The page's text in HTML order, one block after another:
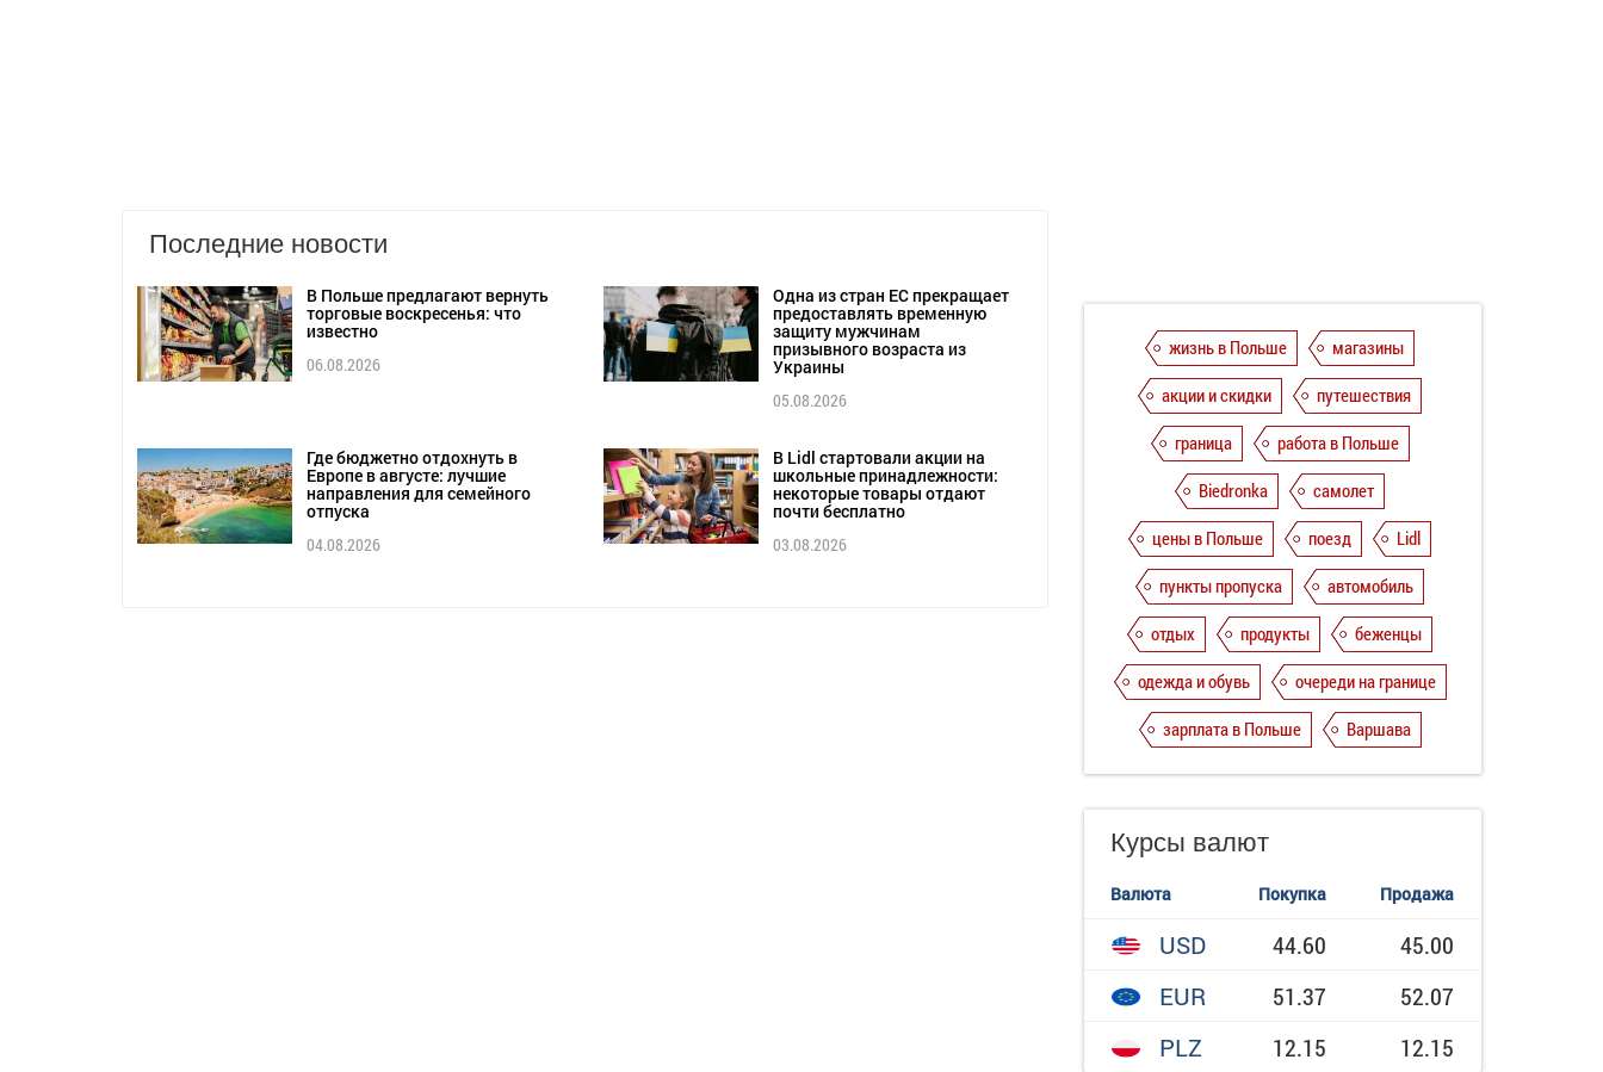
Последние новости
В Польше предлагают вернуть
торговые воскресенья: что
известно
06.08.2026
Одна из стран ЕС прекращает
предоставлять временную
защиту мужчинам
призывного возраста из
Украины
05.08.2026
Где бюджетно отдохнуть в
Европе в августе: лучшие
направления для семейного
отпуска
04.08.2026
В Lidl стартовали акции на
школьные принадлежности:
некоторые товары отдают
почти бесплатно
03.08.2026
жизнь в Польше
магазины
акции и скидки
путешествия
граница
работа в Польше
Biedronka
самолет
цены в Польше
поезд
Lidl
пункты пропуска
автомобиль
отдых
продукты
беженцы
одежда и обувь
очереди на границе
зарплата в Польше
Варшава
Курсы валют
Валюта Покупка Продажа
USD 44.60
45.00
EUR
51.37
52.07
PLZ
12.15 12.15